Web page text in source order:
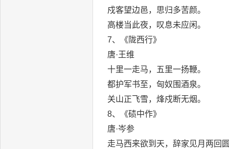
戍客望边邑，思归多苦颜。
高楼当此夜，叹息未应闲。
7、《陇西行》
唐·王维
十里一走马，五里一扬鞭。
都护军书至，匈奴围酒泉。
关山正飞雪，烽戍断无烟。
8、《碛中作》
唐·岑参
走马西来欲到天，辞家见月两回圆